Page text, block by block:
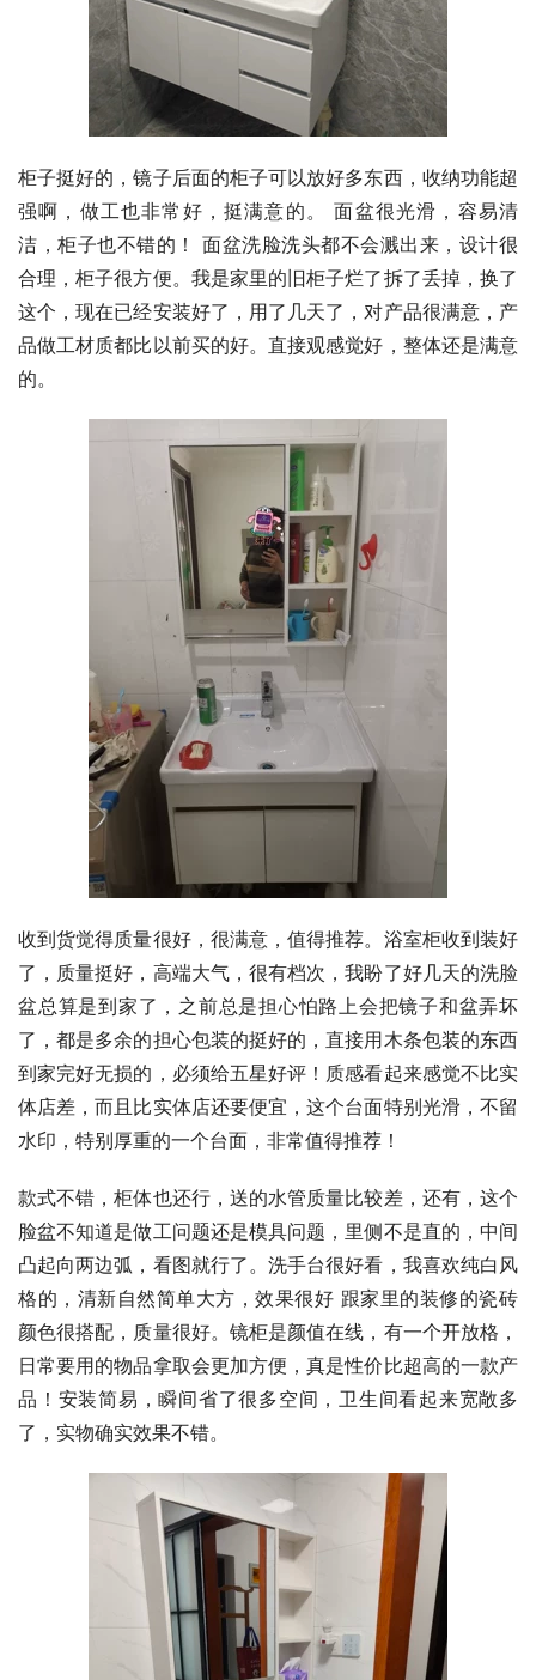
柜子挺好的，镜子后面的柜子可以放好多东西，收纳功能超
强啊，做工也非常好，挺满意的。 面盆很光滑，容易清
洁，柜子也不错的！ 面盆洗脸洗头都不会溅出来，设计很
合理，柜子很方便。我是家里的旧柜子烂了拆了丢掉，换了
这个，现在已经安装好了，用了几天了，对产品很满意，产
品做工材质都比以前买的好。直接观感觉好，整体还是满意
的。
收到货觉得质量很好，很满意，值得推荐。浴室柜收到装好
了，质量挺好，高端大气，很有档次，我盼了好几天的洗脸
盆总算是到家了，之前总是担心怕路上会把镜子和盆弄坏
了，都是多余的担心包装的挺好的，直接用木条包装的东西
到家完好无损的，必须给五星好评！质感看起来感觉不比实
体店差，而且比实体店还要便宜，这个台面特别光滑，不留
水印，特别厚重的一个台面，非常值得推荐！
款式不错，柜体也还行，送的水管质量比较差，还有，这个
脸盆不知道是做工问题还是模具问题，里侧不是直的，中间
凸起向两边弧，看图就行了。洗手台很好看，我喜欢纯白风
格的，清新自然简单大方，效果很好 跟家里的装修的瓷砖
颜色很搭配，质量很好。镜柜是颜值在线，有一个开放格，
日常要用的物品拿取会更加方便，真是性价比超高的一款产
品！安装简易，瞬间省了很多空间，卫生间看起来宽敞多
了，实物确实效果不错。